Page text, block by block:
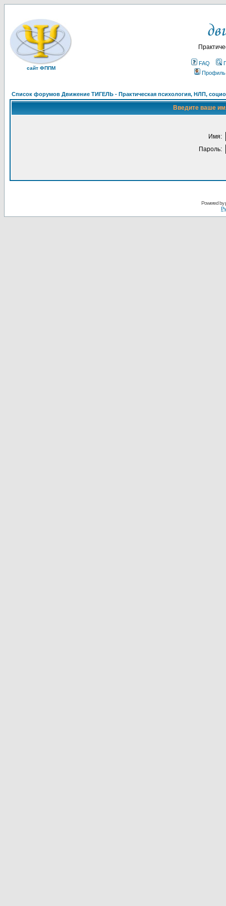
сайт ФППМ
FAQ
Профиль
Список форумов Движение ТИГЕЛЬ - Практическая психология, НЛП,
Введите ваше
Имя:
Пароль:
Powered by